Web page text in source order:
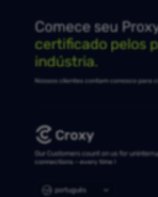
Comece seu
certificado pelos
indústria.
Nossos clientes contam conosco para
Our Customers count on us for
connections – every time !
português